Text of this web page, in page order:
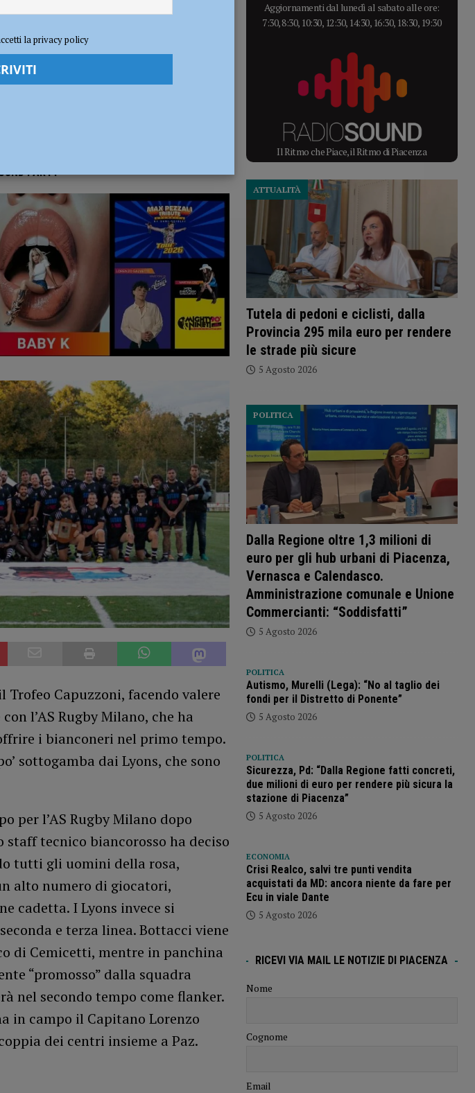
provincia di Piacenza”
PARTY
Trofeo Capuzzoni, facendo valere
l’AS Rugby Milano, che ha
i bianconeri nel primo tempo.
sottogamba dai Lyons, che sono
per l’AS Rugby Milano dopo
tecnico biancorosso ha deciso
tutti gli uomini della rosa,
alto numero di giocatori,
cadetta. I Lyons invece si
e terza linea. Bottacci viene
di Cemicetti, mentre in panchina
“promosso” dalla squadra
nel secondo tempo come flanker.
in campo il Capitano Lorenzo
dei centri insieme a Paz.
Aggiornamenti dal lunedì al sabato alle ore:
7:30, 8:30, 10:30, 12:30, 14:30, 16:30, 18:30, 19:30
Il Ritmo che Piace, il Ritmo di Piacenza
Tutela di pedoni e ciclisti, dalla
Provincia 295 mila euro per rendere
le strade più sicure
ATTUALITÀ
5 Agosto 2026
Dalla Regione oltre 1,3 milioni di
euro per gli hub urbani di Piacenza,
Vernasca e Calendasco.
Amministrazione comunale e Unione
Commercianti: “Soddisfatti”
POLITICA
5 Agosto 2026
POLITICA
Autismo, Murelli (Lega): “No al taglio dei
fondi per il Distretto di Ponente”
5 Agosto 2026
POLITICA
Sicurezza, Pd: “Dalla Regione fatti concreti,
due milioni di euro per rendere più sicura la
stazione di Piacenza”
5 Agosto 2026
ECONOMIA
Crisi Realco, salvi tre punti vendita
acquistati da MD: ancora niente da fare per
Ecu in viale Dante
5 Agosto 2026
RICEVI VIA MAIL LE NOTIZIE DI PIACENZA
Nome
Cognome
Email
la privacy policy